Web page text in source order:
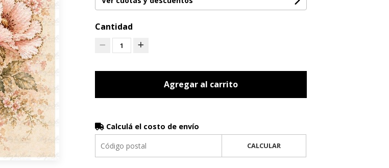
Cantidad
1
Agregar al carrito
Calculá el costo de envío
CALCULAR